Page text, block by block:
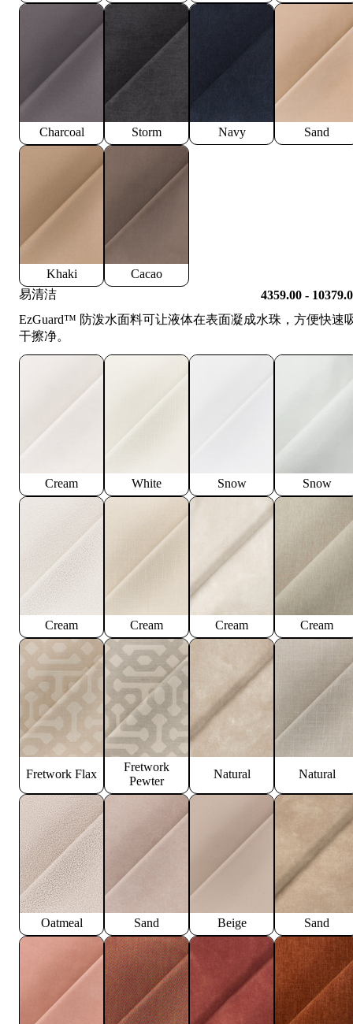
Charcoal Storm Navy Sand
Khaki
Cacao
易清洁
4359.00 -
EzGuard™️ 防泼水面料可让液体在表面凝成水珠，方便快速
干擦净。
Cream White Snow Snow
Cream Cream Cream Cream
Fretwork Flax
Fretwork
Pewter
Natural Natural
Oatmeal Sand Beige Sand